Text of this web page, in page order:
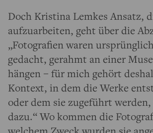
Doch Kristina Lemkes Ansatz,
aufzuarbeiten, geht über die
„Fotografien waren
gedacht, gerahmt an einer
hängen – für mich gehört
Kontext, in dem die Werke
oder dem sie zugeführt
dazu.“ Wo kommen die